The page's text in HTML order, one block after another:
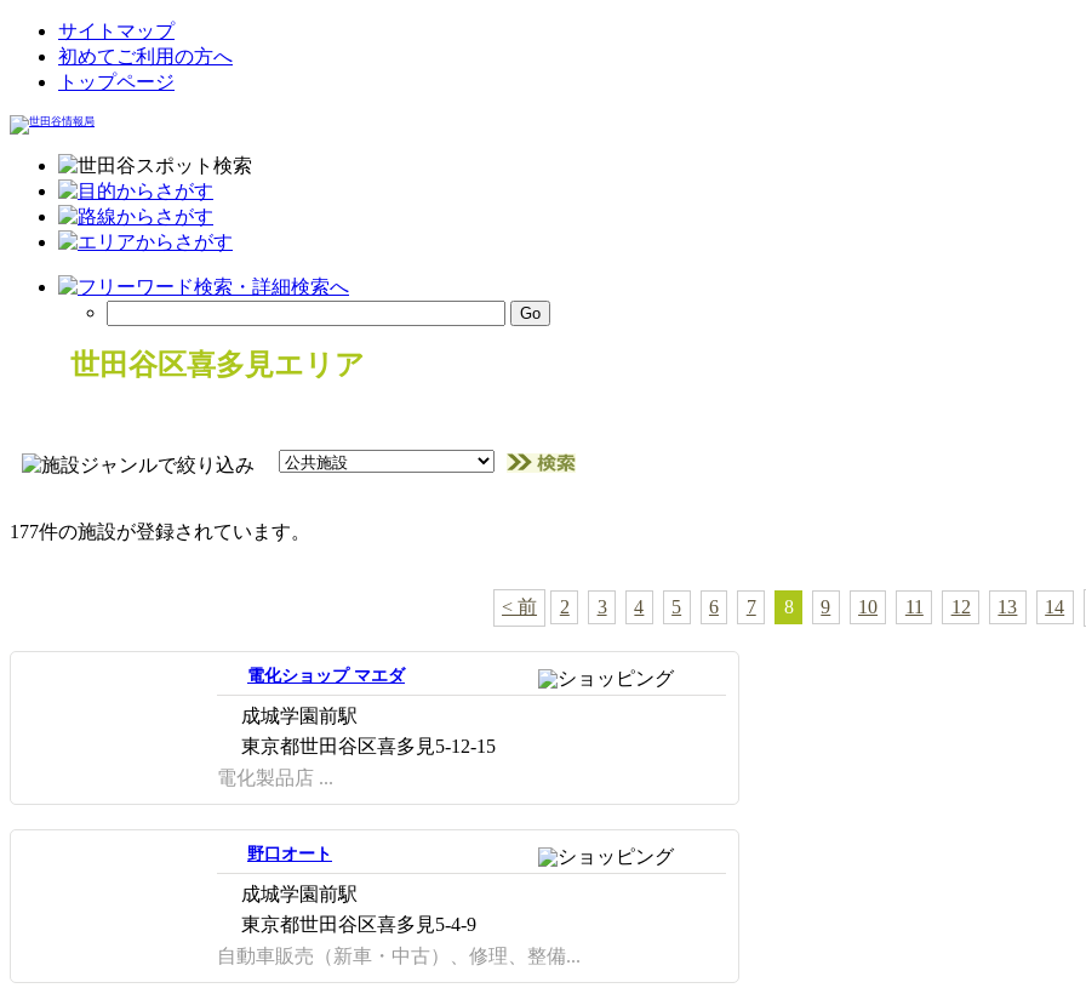
サイトマップ
初めてご利用の方へ
トップページ
世田谷区喜多見エリア
177件の施設が登録されています。
< 前 2 3 4 5 6 7 8 9 10 11 12 13 14
電化ショップ マエダ
成城学園前駅
東京都世田谷区喜多見5-12-15
電化製品店 ...
野口オート
成城学園前駅
東京都世田谷区喜多見5-4-9
自動車販売（新車・中古）、修理、整備...